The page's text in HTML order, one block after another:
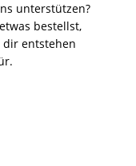
unterstützen?
etwas bestellst,
entstehen